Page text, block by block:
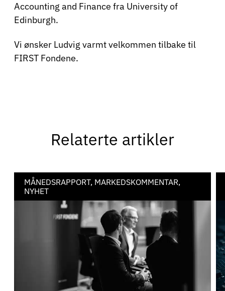
Accounting and Finance fra University of
Edinburgh.
Vi ønsker Ludvig varmt velkommen tilbake til
FIRST Fondene.
Relaterte artikler
MÅNEDSRAPPORT, MARKEDSKOMMENTAR,
NYHET